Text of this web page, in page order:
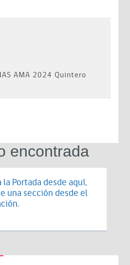
AMA 2024 Quintero
encontrada
Portada desde aquí,
una sección desde el